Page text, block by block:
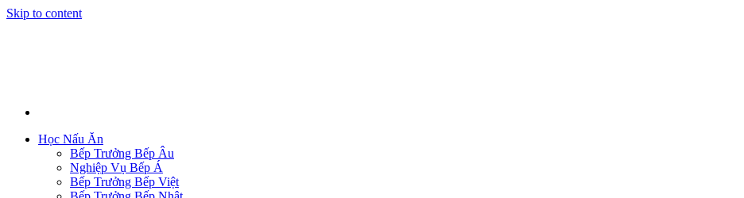
Skip to content
Học Nấu Ăn
Bếp Trưởng Bếp Âu
Nghiệp Vụ Bếp Á
Bếp Trưởng Bếp Việt